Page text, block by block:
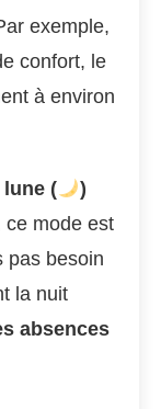
exemple,
confort, le
à environ
(
)
ce mode est
pas besoin
la nuit
absences